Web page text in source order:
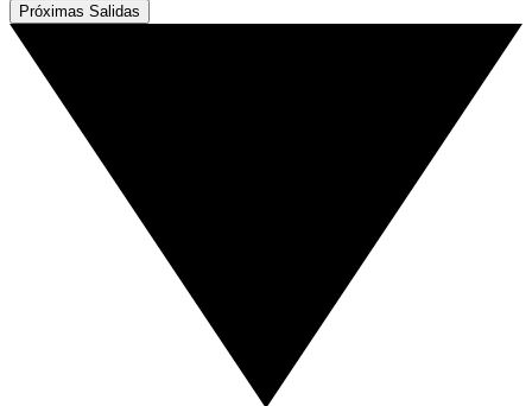
Próximas Salidas